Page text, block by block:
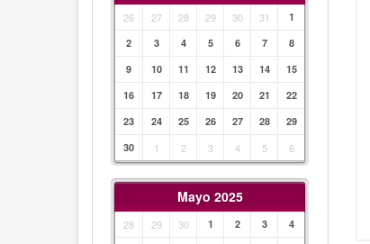
26 27 28 29 30 31
1
2
3 4 5 6 7
8
9
10 11 12 13 14
15
16
17 18 19 20 21
22
23
24 25 26 27 28
29
30
1 2 3 4 5 6
Mayo 2025
28 29 30 1 2 3
4